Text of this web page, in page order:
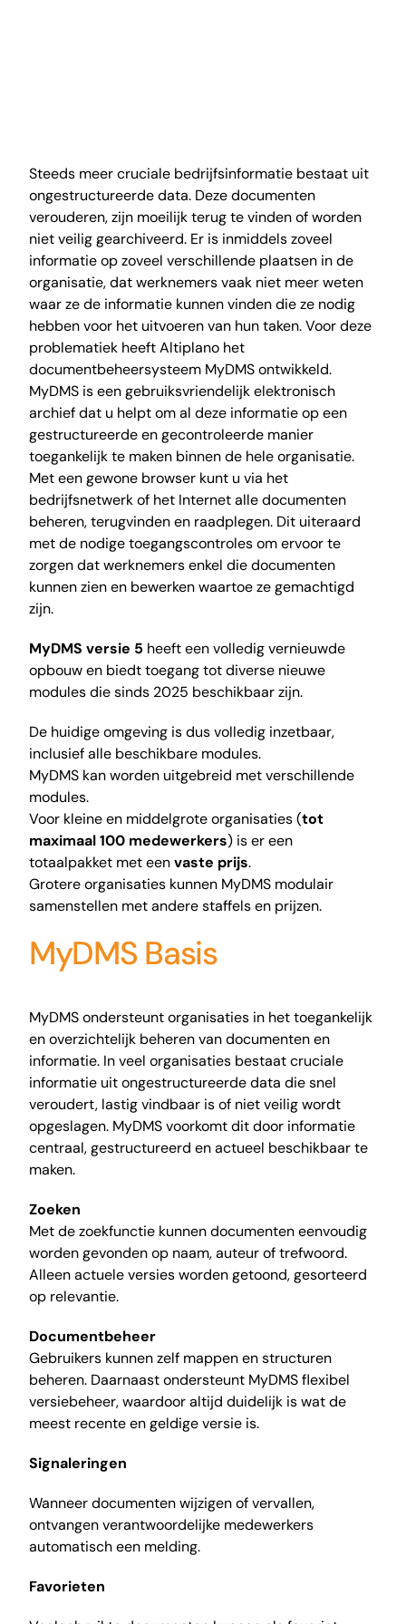
Steeds meer cruciale bedrijfsinformatie bestaat uit
ongestructureerde data. Deze documenten
verouderen, zijn moeilijk terug te vinden of worden
niet veilig gearchiveerd. Er is inmiddels zoveel
informatie op zoveel verschillende plaatsen in de
organisatie, dat werknemers vaak niet meer weten
waar ze de informatie kunnen vinden die ze nodig
hebben voor het uitvoeren van hun taken. Voor deze
problematiek heeft Altiplano het
documentbeheersysteem MyDMS ontwikkeld.
MyDMS is een gebruiksvriendelijk elektronisch
archief dat u helpt om al deze informatie op een
gestructureerde en gecontroleerde manier
toegankelijk te maken binnen de hele organisatie.
Met een gewone browser kunt u via het
bedrijfsnetwerk of het Internet alle documenten
beheren, terugvinden en raadplegen. Dit uiteraard
met de nodige toegangscontroles om ervoor te
zorgen dat werknemers enkel die documenten
kunnen zien en bewerken waartoe ze gemachtigd
zijn.
MyDMS versie 5 heeft een volledig vernieuwde
opbouw en biedt toegang tot diverse nieuwe
modules die sinds 2025 beschikbaar zijn.
De huidige omgeving is dus volledig inzetbaar,
inclusief alle beschikbare modules.
MyDMS kan worden uitgebreid met verschillende
modules.
Voor kleine en middelgrote organisaties (tot
maximaal 100 medewerkers) is er een
totaalpakket met eenvaste prijs.
Grotere organisaties kunnen MyDMS modulair
samenstellen met andere staffels en prijzen.
MyDMS Basis
MyDMS ondersteunt organisaties in het toegankelijk
en overzichtelijk beheren van documenten en
informatie. In veel organisaties bestaat cruciale
informatie uit ongestructureerde data die snel
veroudert, lastig vindbaar is of niet veilig wordt
opgeslagen. MyDMS voorkomt dit door informatie
centraal, gestructureerd en actueel beschikbaar te
maken.
Zoeken
Met de zoekfunctie kunnen documenten eenvoudig
worden gevonden op naam, auteur of trefwoord.
Alleen actuele versies worden getoond, gesorteerd
op relevantie.
Documentbeheer
Gebruikers kunnen zelf mappen en structuren
beheren. Daarnaast ondersteunt MyDMS flexibel
versiebeheer, waardoor altijd duidelijk is wat de
meest recente en geldige versie is.
Signaleringen
Wanneer documenten wijzigen of vervallen,
ontvangen verantwoordelijke medewerkers
automatisch een melding.
Favorieten